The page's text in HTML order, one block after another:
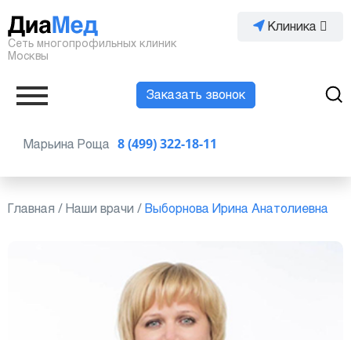
Сеть многопрофильных клиник
Москвы
Клиника
Заказать звонок
8 (499) 322-18-11
Марьина Роща
Главная / Наши врачи / Выборнова Ирина Анатолиевна